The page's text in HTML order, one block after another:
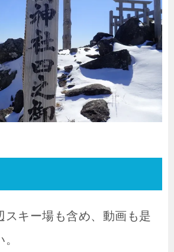
スキー場も含め、動画も是